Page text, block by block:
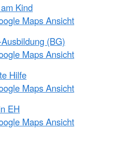
Kind
Maps Ansicht
(BG)
Maps Ansicht
Hilfe
Maps Ansicht
EH
Maps Ansicht